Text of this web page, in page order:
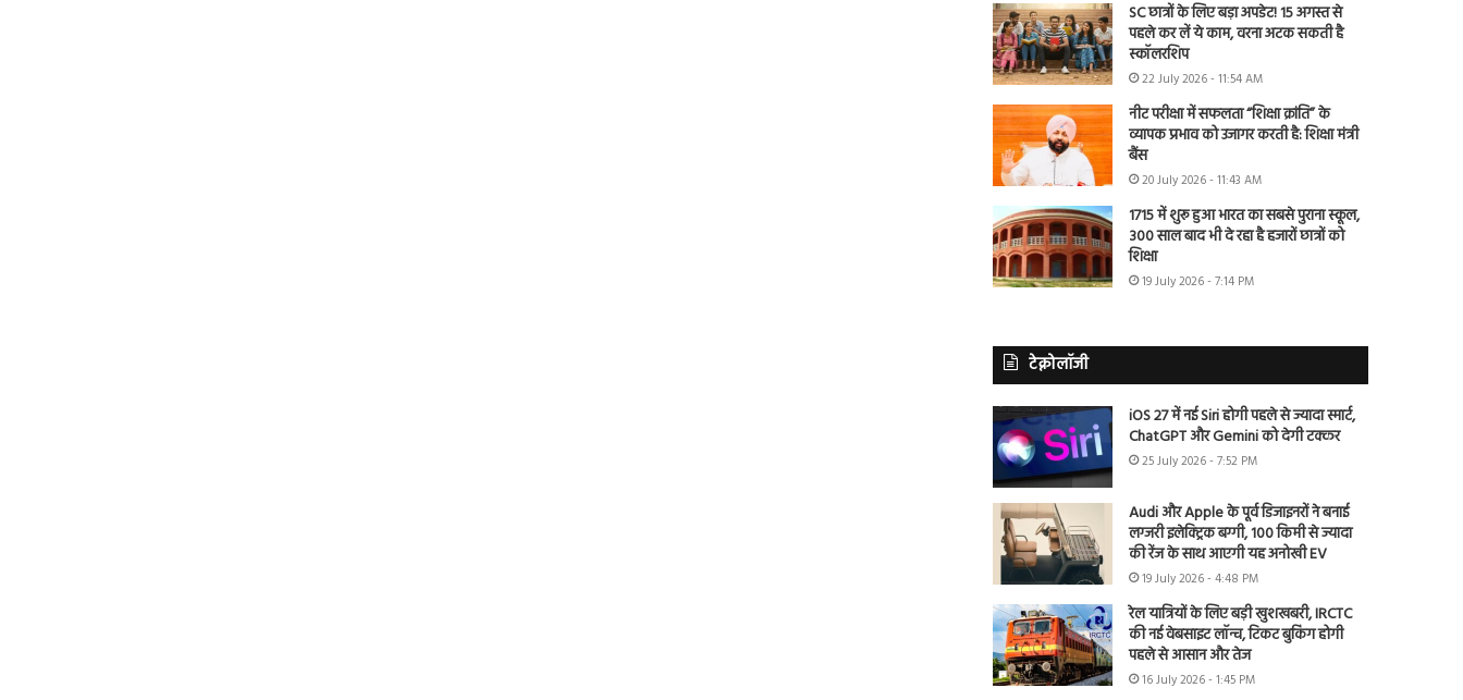
SC छात्रों के लिए बड़ा अपडेट! 15 अगस्त से
पहले कर लें ये काम, वरना अटक सकती है
स्कॉलरशिप
22 July 2026 - 11:54 AM
नीट परीक्षा में सफलता “शिक्षा क्रांति” के
व्यापक प्रभाव को उजागर करती है: शिक्षा मंत्री
बैंस
20 July 2026 - 11:43 AM
1715 में शुरू हुआ भारत का सबसे पुराना स्कूल,
300 साल बाद भी दे रहा है हजारों छात्रों को
शिक्षा
19 July 2026 - 7:14 PM
टेक्नोलॉजी
iOS 27 में नई Siri होगी पहले से ज्यादा स्मार्ट,
ChatGPT और Gemini को देगी टक्कर
25 July 2026 - 7:52 PM
Audi और Apple के पूर्व डिजाइनरों ने बनाई
लग्जरी इलेक्ट्रिक बग्गी, 100 किमी से ज्यादा
की रेंज के साथ आएगी यह अनोखी EV
19 July 2026 - 4:48 PM
रेल यात्रियों के लिए बड़ी खुशखबरी, IRCTC
की नई वेबसाइट लॉन्च, टिकट बुकिंग होगी
पहले से आसान और तेज
16 July 2026 - 1:45 PM